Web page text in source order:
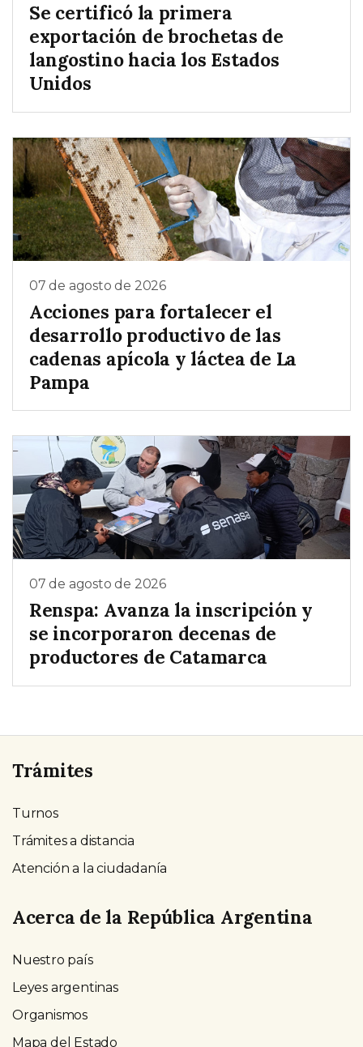
Se certificó la primera
exportación de brochetas de
langostino hacia los Estados
Unidos
07 de agosto de 2026
Acciones para fortalecer el
desarrollo productivo de las
cadenas apícola y láctea de La
Pampa
07 de agosto de 2026
Renspa: Avanza la inscripción y
se incorporaron decenas de
productores de Catamarca
Trámites
Turnos
Trámites a distancia
Atención a la ciudadanía
Acerca de la República Argentina
Nuestro país
Leyes argentinas
Organismos
Mapa del Estado